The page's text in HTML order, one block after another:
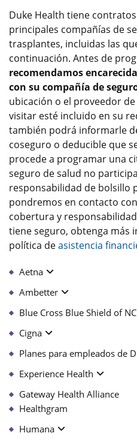
Duke Health tiene
principales compañías de
trasplantes, incluidas las
continuación. Antes de
recomendamos
con su compañía de
ubicación o el proveedor
visitar esté incluido en su
también podrá informarle
coseguro o deducible que
procede a programar una
seguro de salud no
responsabilidad de bolsillo
pondremos en contacto
cobertura y
tiene seguro, obtenga más
política deasistencia
Aetna
Ambetter
Blue Cross Blue Shield of NC
Cigna
Planes para empleados de
Experience Health
Gateway Health Alliance
Healthgram
Humana